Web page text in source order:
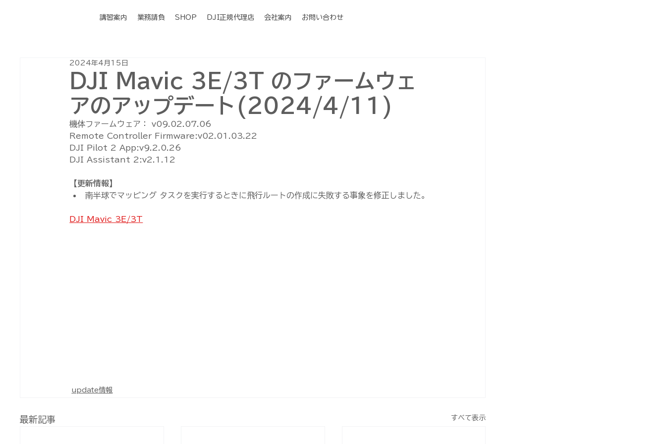
講習案内 業務請負 SHOP DJI正規代理店 会社案内 お問い合わせ
DJI Mavic 3E/3T のファームウェ
アのアップデート(2024/4/11)
2024年4月15日
機体ファームウェア： v09.02.07.06
Remote Controller Firmware:v02.01.03.22
DJI Pilot 2 App:v9.2.0.26
DJI Assistant 2:v2.1.12
【更新情報】
南半球でマッピング タスクを実行するときに飛行ルートの作成に失敗する事象を修正しました。
DJI Mavic 3E/3T
update情報
最新記事 すべて表示